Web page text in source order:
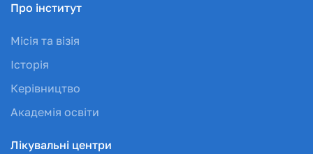
Про інститут
Місія та візія
Історія
Керівництво
Академія освіти
Лікувальні центри